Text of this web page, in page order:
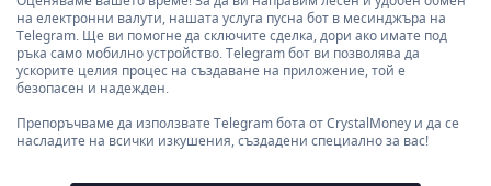
на електронни валути, нашата услуга пусна бот в месинджъра на
Telegram. Ще ви помогне да сключите сделка, дори ако имате под
ръка само мобилно устройство. Telegram бот ви позволява да
ускорите целия процес на създаване на приложение, той е
безопасен и надежден.
Препоръчваме да използвате Telegram бота от CrystalMoney и да се
насладите на всички изкушения, създадени специално за вас!